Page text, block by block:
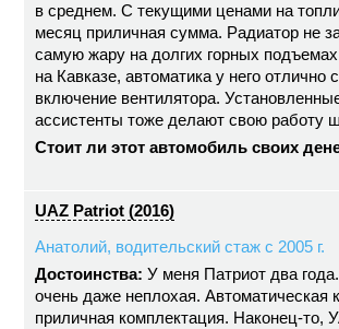
в среднем. С текущими ценами на
месяц приличная сумма. Радиатор не
самую жару на долгих горных
на Кавказе, автоматика у него отлично
включение вентилятора.
ассистенты тоже делают свою работу
Стоит ли этот автомобиль своих
UAZ Patriot (2016)
Анатолий, водительский стаж с 2005 г.
Достоинства: У меня Патриот два
очень даже неплохая. Автоматическая
приличная комплектация. Наконец-то,